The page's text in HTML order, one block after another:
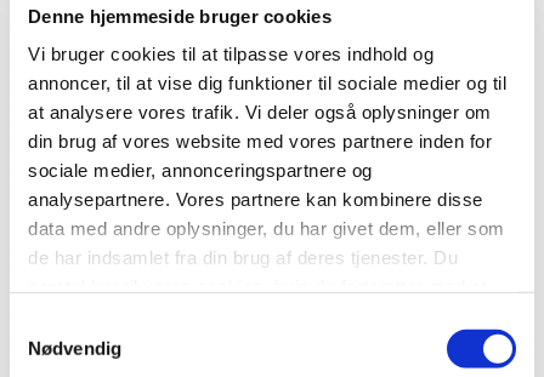
Denne hjemmeside bruger cookies
Vi bruger cookies til at tilpasse vores indhold og
annoncer, til at vise dig funktioner til sociale medier og til
at analysere vores trafik. Vi deler også oplysninger om
din brug af vores website med vores partnere inden for
sociale medier, annonceringspartnere og
analysepartnere. Vores partnere kan kombinere disse
data med andre oplysninger, du har givet dem, eller som
de har indsamlet fra din brug af deres tjenester. Du
Nødvendig
Næstforkvinde i Dagtilbudsbestyrelsen Møllevang
Tillidsrepræsentant
Forkvinde for UWC netværk Danmark
Bestyrelsesforkvinde for Internationalt Center
Næstforkvinde, kasserer og aktivitetskoordinator for McGill
Internatonal Student’s Union
Medlem af udviklingsprojekter for Møllevangskirken
2018-20 Medlem af KL’s Miljø og Forsyningsudvalg
2020 Medlem af KL’s Internationale udvalg, regionsudvalget,
SEDEC og ENVE
Politik
2022- Rådmandssuppleant for Anders Winnerskjold, Sociale
Forhold og Beskæftigelse